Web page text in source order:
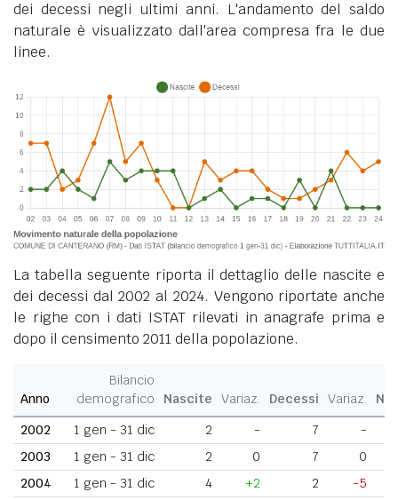
dei decessi negli ultimi anni. L'andamento del saldo
naturale è visualizzato dall'area compresa fra le due
linee.
La tabella seguente riporta il dettaglio delle nascite e
dei decessi dal 2002 al 2024. Vengono riportate anche
le righe con i dati ISTAT rilevati in anagrafe prima e
dopo il censimento 2011 della popolazione.
Anno
Bilancio
demografico
Nascite Variaz. Decessi Variaz.
2002
1 gen - 31 dic 2 - 7
-
2003
1 gen - 31 dic 2 0 7
0
2004
1 gen - 31 dic 4 +2 2
-5